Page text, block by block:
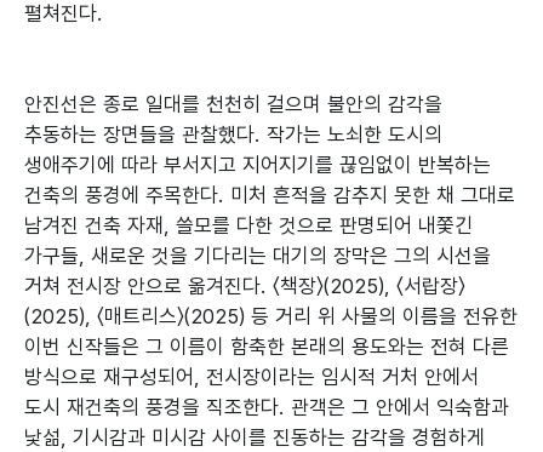
펼쳐진다.
안진선은 종로 일대를 천천히 걸으며 불안의 감각을
추동하는 장면들을 관찰했다. 작가는 노쇠한 도시의
생애주기에 따라 부서지고 지어지기를 끊임없이 반복하는
건축의 풍경에 주목한다. 미처 흔적을 감추지 못한 채 그대로
남겨진 건축 자재, 쓸모를 다한 것으로 판명되어 내쫓긴
가구들, 새로운 것을 기다리는 대기의 장막은 그의 시선을
거쳐 전시장 안으로 옮겨진다. 〈책장〉(2025), 〈서랍장〉
(2025), 〈매트리스〉(2025) 등 거리 위 사물의 이름을 전유한
이번 신작들은 그 이름이 함축한 본래의 용도와는 전혀 다른
방식으로 재구성되어, 전시장이라는 임시적 거처 안에서
도시 재건축의 풍경을 직조한다. 관객은 그 안에서 익숙함과
낯섦, 기시감과 미시감 사이를 진동하는 감각을 경험하게